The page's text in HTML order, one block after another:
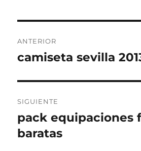
de
ANTERIOR
Entrada
camiseta sevilla
SIGUIENTE
Entrada
siguiente:
pack equipaciones
baratas